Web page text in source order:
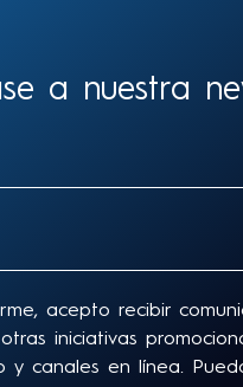
a nuestra
acepto recibir
iniciativas
y canales en línea.